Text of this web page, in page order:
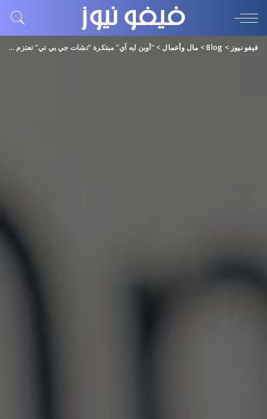
فيفو نيوز >
Blog
> مال وأعمال >“أوبن ايه آي” مبتكرة “تشات جي بي تي” تعتزم افتتاح أول فرع لها بالاتحاد الأوروبي